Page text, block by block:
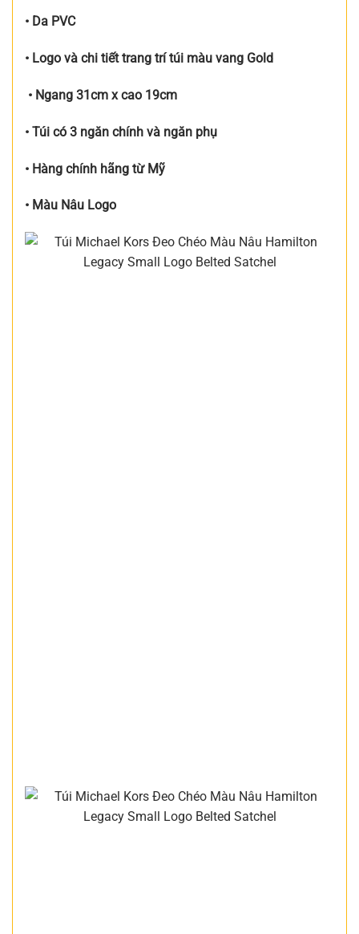
• Da PVC
• Logo và chi tiết trang trí túi màu vang Gold
• Ngang 31cm x cao 19cm
• Túi có 3 ngăn chính và ngăn phụ
• Hàng chính hãng từ Mỹ
• Màu Nâu Logo